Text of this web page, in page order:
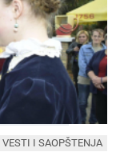
VESTI I SAOPŠTENJA